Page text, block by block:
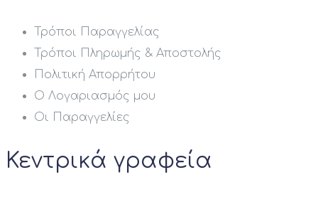
Τρόποι Παραγγελίας
Τρόποι Πληρωμής & Αποστολής
Πολιτική Απορρήτου
Ο Λογαριασμός μου
Οι Παραγγελίες
Κεντρικά γραφεία